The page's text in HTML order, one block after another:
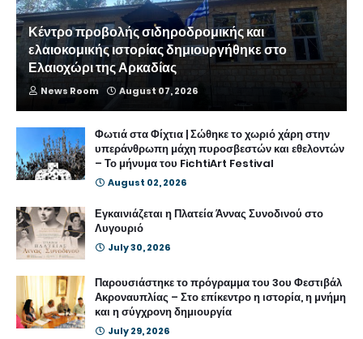
Κέντρο προβολής σιδηροδρομικής και
ελαιοκομικής ιστορίας δημιουργήθηκε στο
Ελαιοχώρι της Αρκαδίας
News Room August 07, 2026
Φωτιά στα Φίχτια | Σώθηκε το χωριό χάρη στην
υπεράνθρωπη μάχη πυροσβεστών και εθελοντών
– Το μήνυμα του FichtiArt Festival
August 02, 2026
Εγκαινιάζεται η Πλατεία Άννας Συνοδινού στο
Λυγουριό
July 30, 2026
Παρουσιάστηκε το πρόγραμμα του 3ου Φεστιβάλ
Ακροναυπλίας – Στο επίκεντρο η ιστορία, η μνήμη
και η σύγχρονη δημιουργία
July 29, 2026